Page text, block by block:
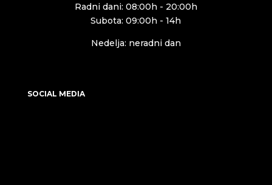
Radni dani: 08:00h - 20:00h
Subota: 09:00h - 14h
Nedelja: neradni dan
SOCIAL MEDIA